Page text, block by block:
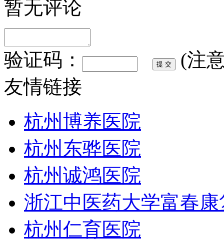
暂无评论
验证码：
(注
友情链接
杭州博养医院
杭州东骅医院
杭州诚鸿医院
浙江中医药大学富春
杭州仁育医院